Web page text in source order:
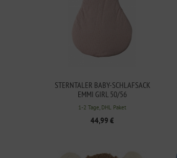
STERNTALER BABY-SCHLAFSACK
EMMI GIRL 50/56
1-2 Tage, DHL Paket
44,99 €